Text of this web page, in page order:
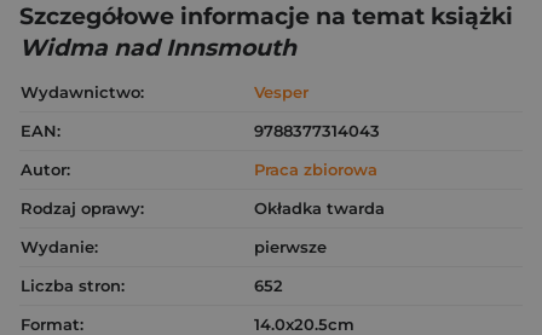
Szczegółowe informacje na temat książki
Widma nad Innsmouth
Wydawnictwo:
Vesper
EAN:
9788377314043
Autor:
Praca zbiorowa
Rodzaj oprawy:
Okładka twarda
Wydanie:
pierwsze
Liczba stron:
652
Format:
14.0x20.5cm